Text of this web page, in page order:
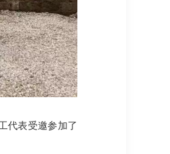
代表受邀参加了